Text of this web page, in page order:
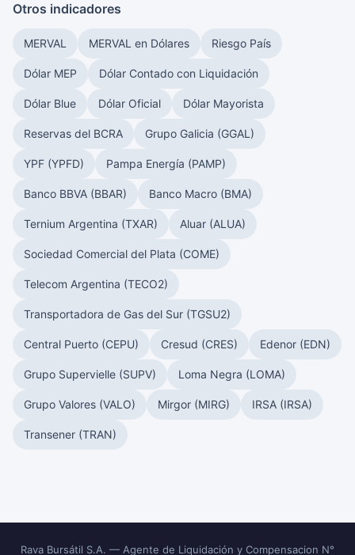
Otros indicadores
MERVAL MERVAL en Dólares Riesgo País
Dólar MEP Dólar Contado con Liquidación
Dólar Blue Dólar Oficial Dólar Mayorista
Reservas del BCRA Grupo Galicia (GGAL)
YPF (YPFD) Pampa Energía (PAMP)
Banco BBVA (BBAR) Banco Macro (BMA)
Ternium Argentina (TXAR) Aluar (ALUA)
Sociedad Comercial del Plata (COME)
Telecom Argentina (TECO2)
Transportadora de Gas del Sur (TGSU2)
Central Puerto (CEPU) Cresud (CRES) Edenor (EDN)
Grupo Supervielle (SUPV) Loma Negra (LOMA)
Grupo Valores (VALO) Mirgor (MIRG) IRSA (IRSA)
Transener (TRAN)
Rava Bursátil S.A. — Agente de Liquidación y Compensacion N°